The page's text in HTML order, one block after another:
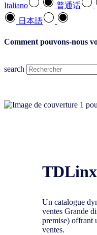
Italiano
普通话
日本語
Comment pouvons-nous
search
TDLinx
Un catalogue
ventes Grande
premise) offrant
ventes.